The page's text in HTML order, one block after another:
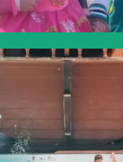
Dias Mundiais